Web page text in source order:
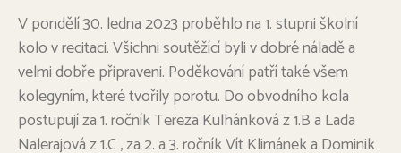
V pondělí 30. ledna 2023 proběhlo na 1. stupni školní
kolo v recitaci. Všichni soutěžící byli v dobré náladě a
velmi dobře připraveni. Poděkování patří také všem
kolegyním, které tvořily porotu. Do obvodního kola
postupují za 1. ročník Tereza Kulhánková z 1.B a Lada
Nalerajová z 1.C , za 2. a 3. ročník Vít Klimánek a Dominik